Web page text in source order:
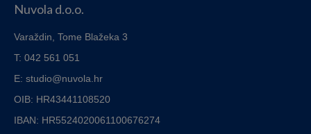
Nuvola d.o.o.
Varaždin, Tome Blažeka 3
T: 042 561 051
E: studio@nuvola.hr
OIB: HR43441108520
IBAN: HR5524020061100676274